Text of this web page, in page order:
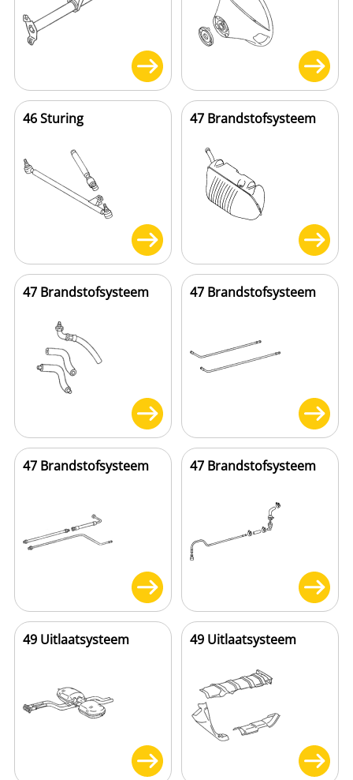
46 Sturing 47 Brandstofsysteem
47 Brandstofsysteem 47 Brandstofsysteem
47 Brandstofsysteem 47 Brandstofsysteem
49 Uitlaatsysteem 49 Uitlaatsysteem